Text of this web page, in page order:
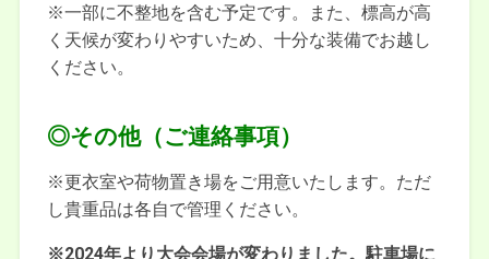
※一部に不整地を含む予定です。また、標高が高
く天候が変わりやすいため、十分な装備でお越し
ください。
◎その他（ご連絡事項）
※更衣室や荷物置き場をご用意いたします。ただ
し貴重品は各自で管理ください。
※2024年より大会会場が変わりました。駐車場に